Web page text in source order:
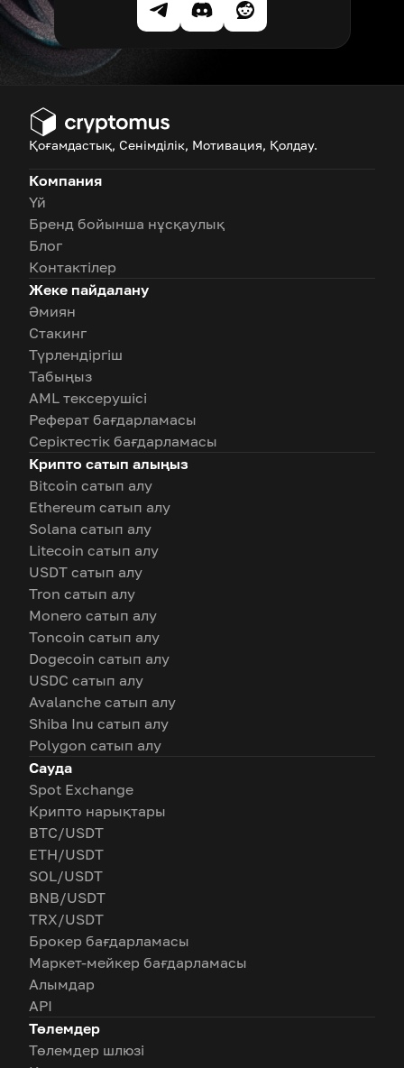
Қоғамдастық, Сенімділік, Мотивация, Қолдау.
Компания
Үй
Бренд бойынша нұсқаулық
Блог
Контактілер
Жеке пайдалану
Әмиян
Стакинг
Түрлендіргіш
Табыңыз
AML тексерушісі
Реферат бағдарламасы
Серіктестік бағдарламасы
Крипто сатып алыңыз
Bitcoin сатып алу
Ethereum сатып алу
Solana сатып алу
Litecoin сатып алу
USDT сатып алу
Tron сатып алу
Monero сатып алу
Toncoin сатып алу
Dogecoin сатып алу
USDC сатып алу
Avalanche сатып алу
Shiba Inu сатып алу
Polygon сатып алу
Сауда
Spot Exchange
Крипто нарықтары
BTC/USDT
ETH/USDT
SOL/USDT
BNB/USDT
TRX/USDT
Брокер бағдарламасы
Маркет-мейкер бағдарламасы
Алымдар
API
Төлемдер
Төлемдер шлюзі